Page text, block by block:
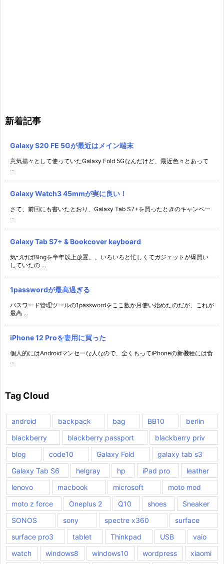
新着記事
Galaxy S20 FE 5Gが最近はメイン端末
意気揚々として使っていたGalaxy Fold 5Gなんだけど、最近色々とあって
...
Galaxy Watch3 45mmが実に良い！
さて、前回にも書いたとおり、Galaxy Tab S7+を買ったときのキャンペー
...
Galaxy Tab S7+ & Bookcover keyboard
気づけばBlogを半年以上放置。。いろいろと忙しくてガジェットが爆買い
していたの ...
1passwordが最高過ぎる
パスワード管理ツールの1passwordをここ数か月使い始めたのだが、これが
最高 ...
iPhone 12 Proを妻用に買った
個人的にはAndroidマンセーな人なので、全くもってiPhoneの新機種には食
...
Tag Cloud
android backpack bag BB10
berlin
blackberry
blackberry passport
blackberry priv
blog
code10 Galaxy Fold
galaxy tab s3
Galaxy Tab S6
helgray hp iPad pro
leather
lenovo
macbook microsoft
moto mod
moto z force
Oneplus 2 Q10 shoes
Sneaker
SONOS
sony spectre x360
surface
surface pro3
tablet Thinkpad USB
vaio
watch
windows8 windows10 wordpress
xiaomi